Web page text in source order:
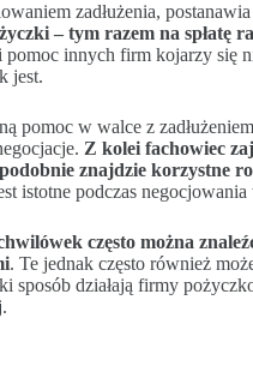
zadłużenia, postanawia
– tym razem na spłatę
innych firm kojarzy się
jest.
pomoc w walce z
Z kolei fachowiec
znajdzie korzystne
istotne podczas negocjowania
często można
. Te jednak często również
działają firmy